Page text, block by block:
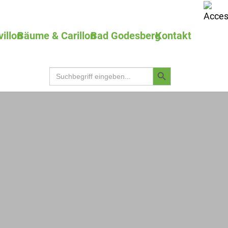
Bäume & CarillonBad GodesbergKontakt
Search
for:
Search
Button